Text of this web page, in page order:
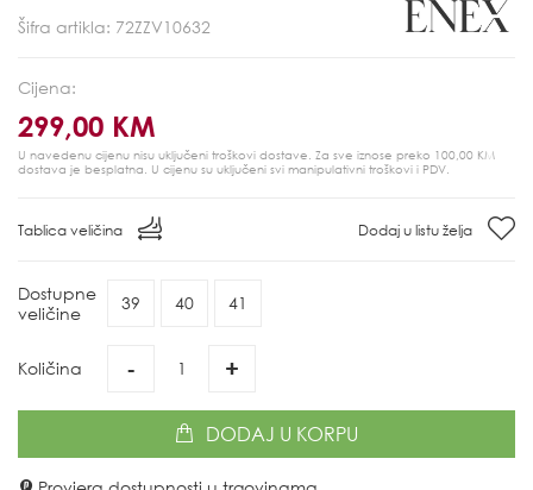
Šifra artikla: 72ZZV10632
Cijena:
299,00 KM
U navedenu cijenu nisu uključeni troškovi dostave. Za sve iznose preko 100,00 KM
dostava je besplatna. U cijenu su uključeni svi manipulativni troškovi i PDV.
Tablica veličina Dodaj u listu želja
Dostupne
veličine
39 40 41
Količina - +
DODAJ U KORPU